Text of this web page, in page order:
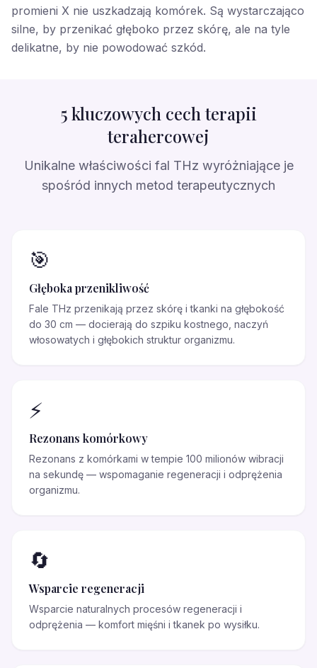
promieni X nie uszkadzają komórek. Są wystarczająco
silne, by przenikać głęboko przez skórę, ale na tyle
delikatne, by nie powodować szkód.
5 kluczowych cech terapii
terahercowej
Unikalne właściwości fal THz wyróżniające je
spośród innych metod terapeutycznych
🎯
Głęboka przenikliwość
Fale THz przenikają przez skórę i tkanki na głębokość
do 30 cm — docierają do szpiku kostnego, naczyń
włosowatych i głębokich struktur organizmu.
⚡
Rezonans komórkowy
Rezonans z komórkami w tempie 100 milionów wibracji
na sekundę — wspomaganie regeneracji i odprężenia
organizmu.
🔄
Wsparcie regeneracji
Wsparcie naturalnych procesów regeneracji i
odprężenia — komfort mięśni i tkanek po wysiłku.